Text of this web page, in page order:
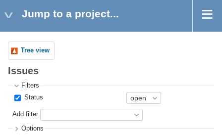
Jump to a project...
Tree view
Issues
Filters
Status
Add filter
Options